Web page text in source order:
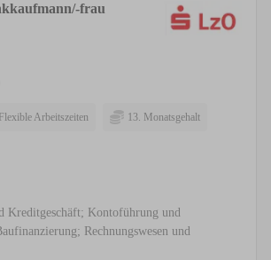
frau
Flexible Arbeitszeiten 13. Monatsgehalt
Kreditgeschäft; Kontoführung und
Rechnungswesen und